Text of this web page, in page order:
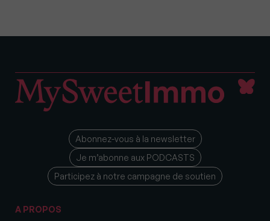
Abonnez-vous à la newsletter
Je m’abonne aux PODCASTS
Participez à notre campagne de soutien
A PROPOS